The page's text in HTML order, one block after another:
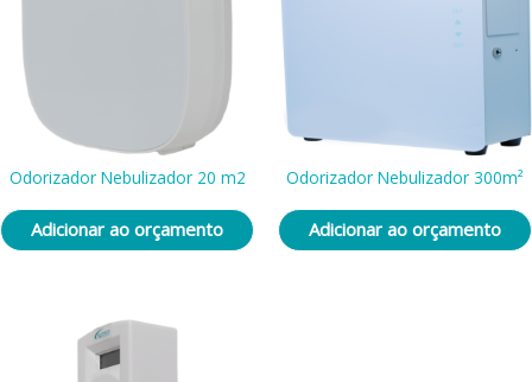
Odorizador Nebulizador 20 m2
Adicionar ao orçamento
Odorizador Nebulizador 300m²
Adicionar ao orçamento